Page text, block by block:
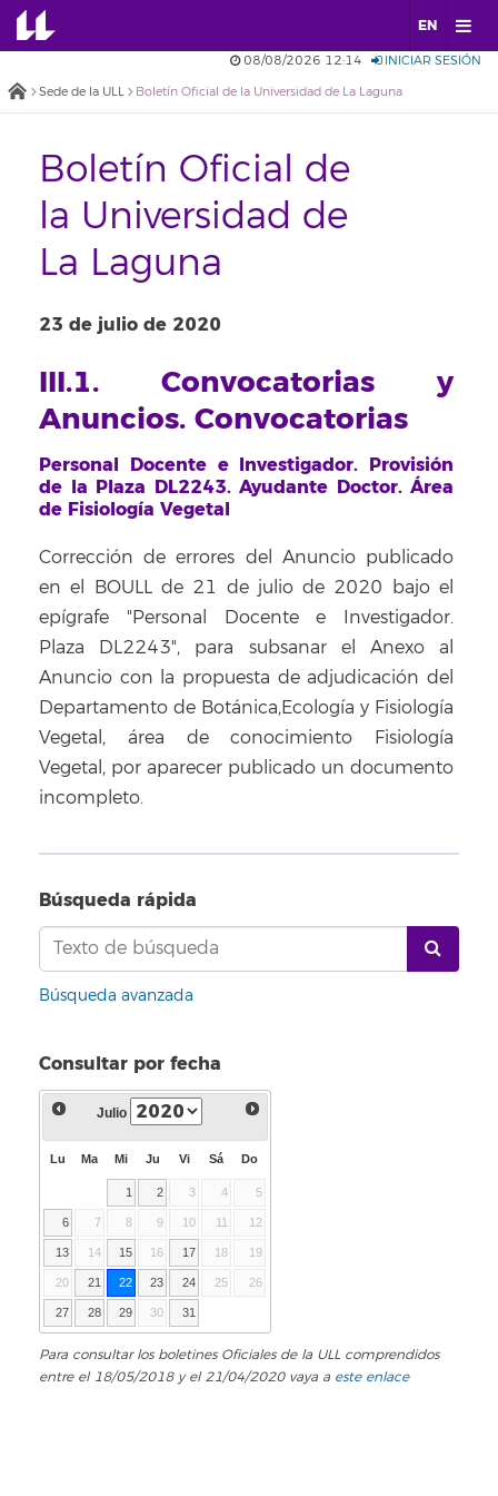
EN
08/08/2026 12:14 INICIAR SESIÓN
Sede de la ULL Boletín Oficial de la Universidad de La Laguna
Boletín Oficial de
la Universidad de
La Laguna
23 de julio de 2020
III.1. Convocatorias y
Anuncios. Convocatorias
Personal Docente e Investigador. Provisión
de la Plaza DL2243. Ayudante Doctor. Área
de Fisiología Vegetal
Corrección de errores del Anuncio publicado
en el BOULL de 21 de julio de 2020 bajo el
epígrafe "Personal Docente e Investigador.
Plaza DL2243", para subsanar el Anexo al
Anuncio con la propuesta de adjudicación del
Departamento de Botánica,Ecología y Fisiología
Vegetal, área de conocimiento Fisiología
Vegetal, por aparecer publicado un documento
incompleto.
Búsqueda rápida
Búsqueda avanzada
Consultar por fecha
Julio
Lu Ma Mi Ju Vi Sá Do
1 2 3 4 5
6 7 8 9 10 11 12
13 14 15 16 17 18 19
20 21 22 23 24 25 26
27 28 29 30 31
Para consultar los boletines Oficiales de la ULL comprendidos
entre el 18/05/2018 y el 21/04/2020 vaya a este enlace